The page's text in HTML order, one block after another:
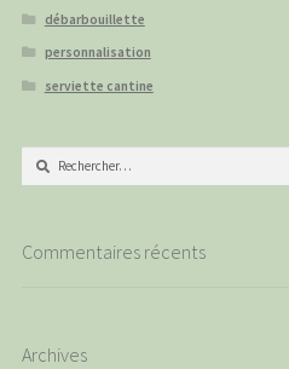
débarbouillette
personnalisation
serviette cantine
Rechercher :
Commentaires récents
Archives